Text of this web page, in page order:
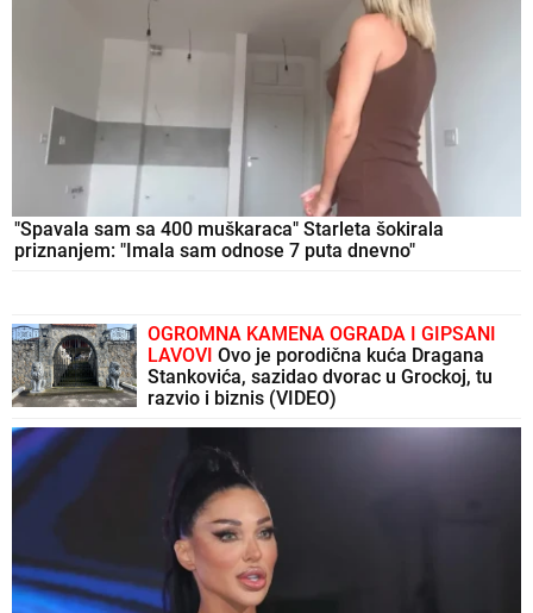
"Spavala sam sa 400 muškaraca" Starleta šokirala
priznanjem: "Imala sam odnose 7 puta dnevno"
OGROMNA KAMENA OGRADA I GIPSANI
LAVOVI Ovo je porodična kuća Dragana
Stankovića, sazidao dvorac u Grockoj, tu
razvio i biznis (VIDEO)